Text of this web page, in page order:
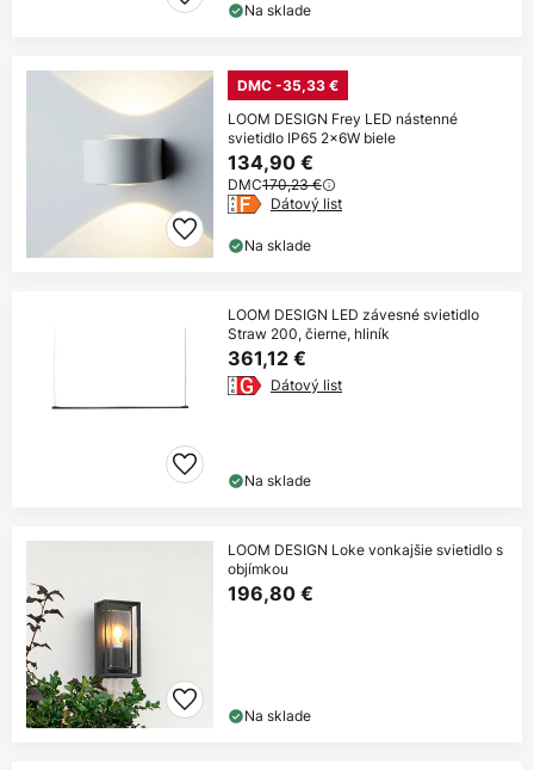
Na sklade
DMC -35,33 €
LOOM DESIGN Frey LED nástenné
svietidlo IP65 2x6W biele
134,90 €
DMC170,23 €
Dátový list
Na sklade
LOOM DESIGN LED závesné svietidlo
Straw 200, čierne, hliník
361,12 €
Dátový list
Na sklade
LOOM DESIGN Loke vonkajšie svietidlo s
objímkou
196,80 €
Na sklade